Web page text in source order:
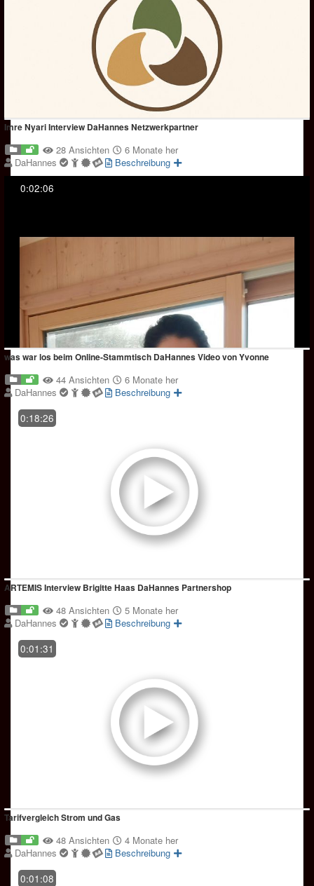
Imre Nyari Interview DaHannes Netzwerkpartner
28 Ansichten
6 Monate her
DaHannes
Beschreibung
0:02:06
was war los beim Online-Stammtisch DaHannes Video von Yvonne
44 Ansichten
6 Monate her
DaHannes
Beschreibung
0:18:26
ARTEMIS Interview Brigitte Haas DaHannes Partnershop
48 Ansichten
5 Monate her
DaHannes
Beschreibung
0:01:31
Tarifvergleich Strom und Gas
48 Ansichten
4 Monate her
DaHannes
Beschreibung
0:01:08